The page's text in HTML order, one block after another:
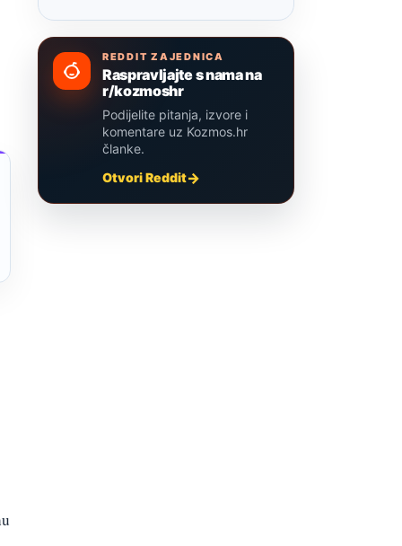
REDDIT ZAJEDNICA
Raspravljajte s nama na
r/kozmoshr
Podijelite pitanja, izvore i
komentare uz Kozmos.hr
članke.
Otvori Reddit